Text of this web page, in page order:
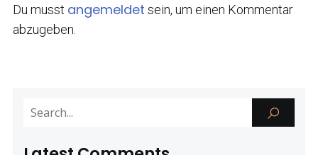
Du musst angemeldet sein, um einen Kommentar
abzugeben.